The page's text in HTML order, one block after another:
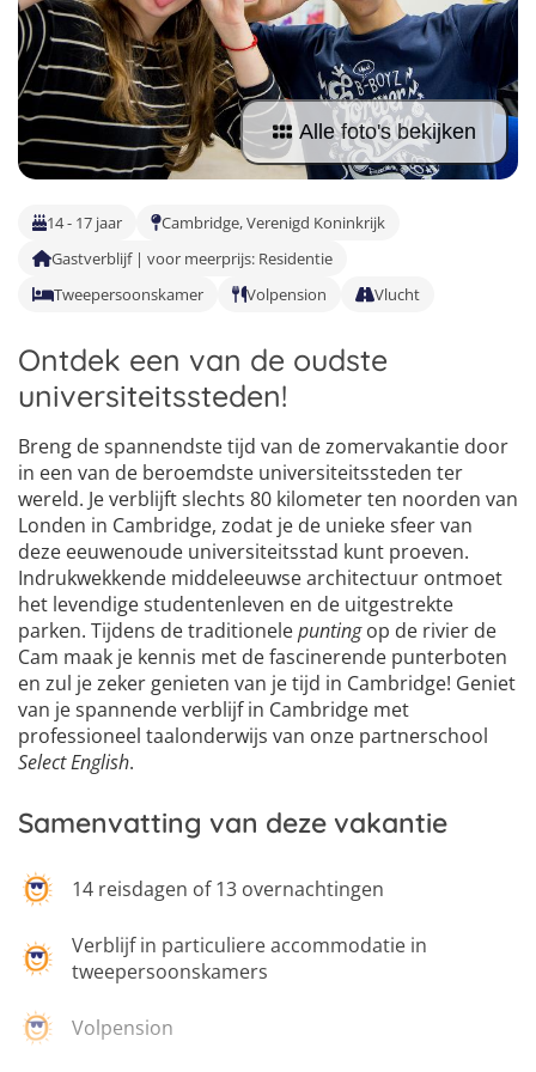
Malta
Nederland
Buitenland
Surfkampen Buitenland
Surfkampen 18+
Taalvakanties Duits
Taalvakanties Italiaans
Alle foto's bekijken
14 - 17 jaar
Cambridge, Verenigd Koninkrijk
Gastverblijf | voor meerprijs: Residentie
Tweepersoonskamer
Volpension Vlucht
Ontdek een van de oudste
universiteitssteden!
Breng de spannendste tijd van de zomervakantie door
in een van de beroemdste universiteitssteden ter
wereld. Je verblijft slechts 80 kilometer ten noorden van
Londen in Cambridge, zodat je de unieke sfeer van
deze eeuwenoude universiteitsstad kunt proeven.
Indrukwekkende middeleeuwse architectuur ontmoet
het levendige studentenleven en de uitgestrekte
parken. Tijdens de traditionelepuntingop de rivier de
Cam maak je kennis met de fascinerende punterboten
en zul je zeker genieten van je tijd in Cambridge! Geniet
van je spannende verblijf in Cambridge met
professioneel taalonderwijs van onze partnerschool
Select English.
Samenvatting van deze vakantie
14 reisdagen of 13 overnachtingen
Verblijf in particuliere accommodatie in
tweepersoonskamers
Volpension